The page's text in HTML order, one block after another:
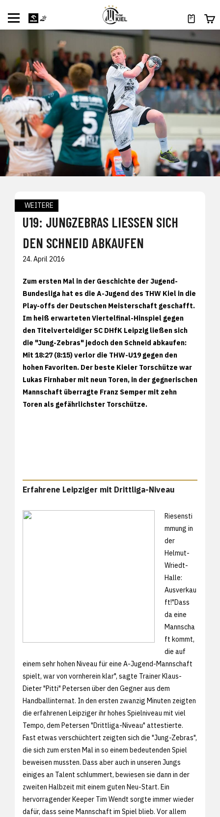
WEITERE
U19: JUNGZEBRAS LIESSEN SICH D
EN SCHNEID ABKAUFEN
24. April 2016
Zum ersten Mal in der Geschichte der Jugend-
Bundesliga hat es die A-Jugend des THW Kiel in die
Play-offs der Deutschen Meisterschaft geschafft.
Im heiß erwarteten Viertelfinal-Hinspiel gegen
den Titelverteidiger SC DHfK Leipzig ließen sich
die "Jung-Zebras" jedoch den Schneid abkaufen:
Mit 18:27 (8:15) verlor die THW-U19 gegen den
hohen Favoriten. Der beste Kieler Torschütze war
Lukas Firnhaber mit neun Toren, in der gegnerischen
Mannschaft überragte Franz Semper mit zehn
Toren als gefährlichster Torschütze.
Erfahrene Leipziger mit Drittliga-Niveau
Riesensti
mmung in
der
Helmut-
Wriedt-
Halle:
Ausverkau
ft!"Dass
da eine
Mannscha
ft kommt,
die auf
einem sehr hohen Niveau für eine A-Jugend-Mannschaft
spielt, war von vornherein klar", sagte Trainer Klaus-
Dieter "Pitti" Petersen über den Gegner aus dem
Handballinternat. In den ersten zwanzig Minuten zeigten
die erfahrenen Leipziger ihr hohes Spielniveau mit viel
Tempo, dem Petersen "Drittliga-Niveau" attestierte.
Fast etwas verschüchtert zeigten sich die "Jung-Zebras",
die sich zum ersten Mal in so einem bedeutenden Spiel
beweisen mussten. Dass aber auch in unseren Jungs
einiges an Talent schlummert, bewiesen sie dann in der
zweiten Halbzeit mit einem guten Neu-Start. Ein
hervorragender Keeper Tim Wendt sorgte immer wieder
dafür, dass seine Mannschaft im Spiel blieb. Vor allem